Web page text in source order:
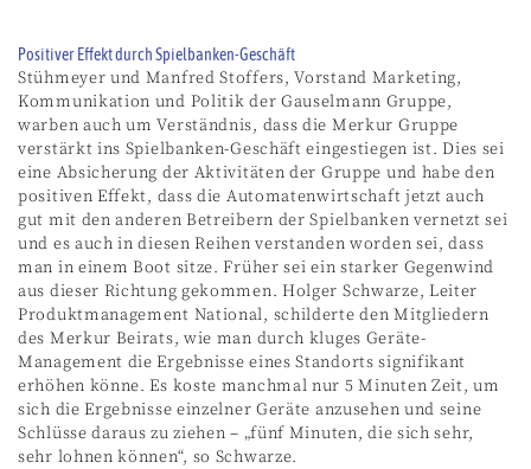
Positiver Effekt durch Spielbanken-Geschäft
Stühmeyer und Manfred Stoffers, Vorstand Marketing,
Kommunikation und Politik der Gauselmann Gruppe,
warben auch um Verständnis, dass die Merkur Gruppe
verstärkt ins Spielbanken-Geschäft eingestiegen ist. Dies sei
eine Absicherung der Aktivitäten der Gruppe und habe den
positiven Effekt, dass die Automatenwirtschaft jetzt auch
gut mit den anderen Betreibern der Spielbanken vernetzt sei
und es auch in diesen Reihen verstanden worden sei, dass
man in einem Boot sitze. Früher sei ein starker Gegenwind
aus dieser Richtung gekommen. Holger Schwarze, Leiter
Produktmanagement National, schilderte den Mitgliedern
des Merkur Beirats, wie man durch kluges Geräte-
Management die Ergebnisse eines Standorts signifikant
erhöhen könne. Es koste manchmal nur 5 Minuten Zeit, um
sich die Ergebnisse einzelner Geräte anzusehen und seine
Schlüsse daraus zu ziehen – „fünf Minuten, die sich sehr,
sehr lohnen können“, so Schwarze.